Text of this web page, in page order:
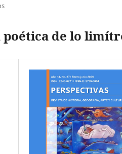
poética de lo